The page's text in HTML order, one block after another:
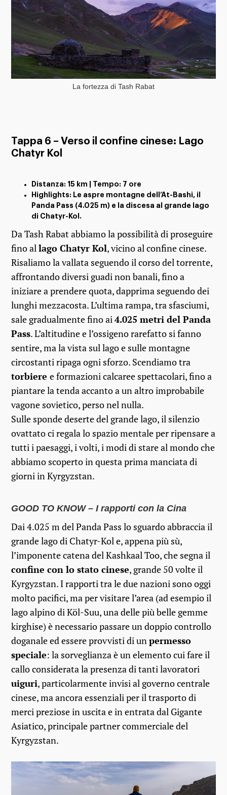
La fortezza di Tash Rabat
Tappa 6 – Verso il confine cinese: Lago
Chatyr Kol
Distanza: 15 km | Tempo: 7 ore
Highlights: Le aspre montagne dell’At-Bashi, il
Panda Pass (4.025 m) e la discesa al grande lago
di Chatyr-Kol.
Da Tash Rabat abbiamo la possibilità di proseguire
fino allago Chatyr Kol, vicino al confine cinese.
Risaliamo la vallata seguendo il corso del torrente,
affrontando diversi guadi non banali, fino a
iniziare a prendere quota, dapprima seguendo dei
lunghi mezzacosta. L’ultima rampa, tra sfasciumi,
sale gradualmente fino ai4.025 metri del Panda
Pass. L’altitudine e l’ossigeno rarefatto si fanno
sentire, ma la vista sul lago e sulle montagne
circostanti ripaga ogni sforzo. Scendiamo tra
torbieree formazioni calcaree spettacolari, fino a
piantare la tenda accanto a un altro improbabile
vagone sovietico, perso nel nulla.
Sulle sponde deserte del grande lago, il silenzio
ovattato ci regala lo spazio mentale per ripensare a
tutti i paesaggi, i volti, i modi di stare al mondo che
abbiamo scoperto in questa prima manciata di
giorni in Kyrgyzstan.
GOOD TO KNOW – I rapporti con la Cina
Dai 4.025 m del Panda Pass lo sguardo abbraccia il
grande lago di Chatyr-Kol e, appena più sù,
l’imponente catena del Kashkaal Too, che segna il
confine con lo stato cinese, grande 50 volte il
Kyrgyzstan. I rapporti tra le due nazioni sono oggi
molto pacifici, ma per visitare l’area (ad esempio il
lago alpino di Köl-Suu, una delle più belle gemme
kirghise) è necessario passare un doppio controllo
doganale ed essere provvisti di unpermesso
speciale: la sorveglianza è un elemento cui fare il
callo considerata la presenza di tanti lavoratori
uiguri, particolarmente invisi al governo centrale
cinese, ma ancora essenziali per il trasporto di
merci preziose in uscita e in entrata dal Gigante
Asiatico, principale partner commerciale del
Kyrgyzstan.